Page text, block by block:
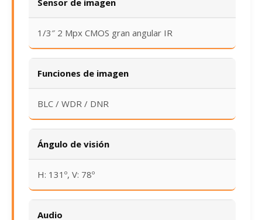
Sensor de imagen
1/3″ 2 Mpx CMOS gran angular IR
Funciones de imagen
BLC / WDR / DNR
Ángulo de visión
H: 131º, V: 78º
Audio